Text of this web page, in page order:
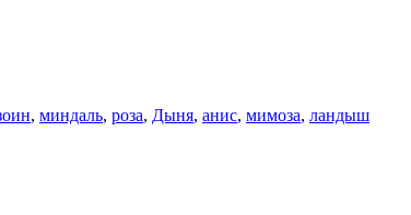
, миндаль, роза, Дыня, анис, мимоза, ландыш